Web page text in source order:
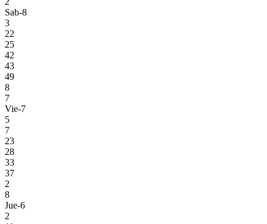
Sab-8
3
22
25
42
43
49
8
7
Vie-7
5
7
23
28
33
37
2
8
Jue-6
2